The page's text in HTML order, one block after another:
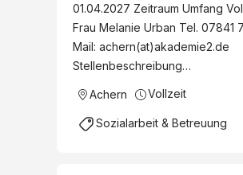
01.04.2027 Zeitraum Umfang
Frau Melanie Urban Tel. 07841
Mail: achern(at)akademie2.de
Stellenbeschreibung…
Achern Vollzeit
Sozialarbeit & Betreuung